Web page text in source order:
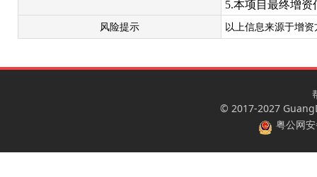
5.本项目最终增
风险提示 以上信息来源于增
© 2017-2027
粤公网